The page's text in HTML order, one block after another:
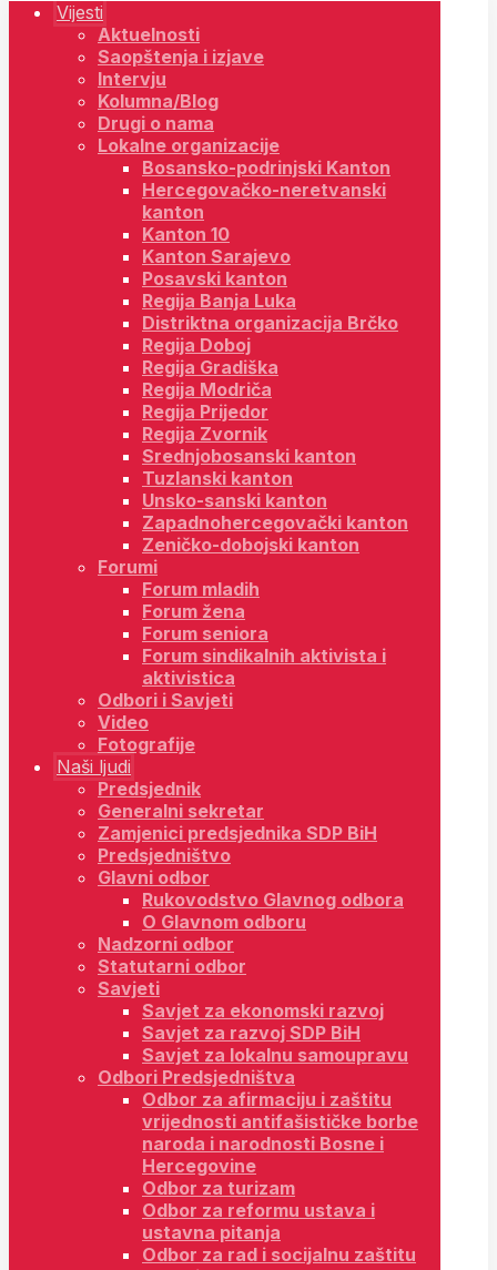
Vijesti
Aktuelnosti
Saopštenja i izjave
Intervju
Kolumna/Blog
Drugi o nama
Lokalne organizacije
Bosansko-podrinjski Kanton
Hercegovačko-neretvanski
kanton
Kanton 10
Kanton Sarajevo
Posavski kanton
Regija Banja Luka
Distriktna organizacija Brčko
Regija Doboj
Regija Gradiška
Regija Modriča
Regija Prijedor
Regija Zvornik
Srednjobosanski kanton
Tuzlanski kanton
Unsko-sanski kanton
Zapadnohercegovački kanton
Zeničko-dobojski kanton
Forumi
Forum mladih
Forum žena
Forum seniora
Forum sindikalnih aktivista i
aktivistica
Odbori i Savjeti
Video
Fotografije
Naši ljudi
Predsjednik
Generalni sekretar
Zamjenici predsjednika SDP BiH
Predsjedništvo
Glavni odbor
Rukovodstvo Glavnog odbora
O Glavnom odboru
Nadzorni odbor
Statutarni odbor
Savjeti
Savjet za ekonomski razvoj
Savjet za razvoj SDP BiH
Savjet za lokalnu samoupravu
Odbori Predsjedništva
Odbor za afirmaciju i zaštitu
vrijednosti antifašističke borbe
naroda i narodnosti Bosne i
Hercegovine
Odbor za turizam
Odbor za reformu ustava i
ustavna pitanja
Odbor za rad i socijalnu zaštitu